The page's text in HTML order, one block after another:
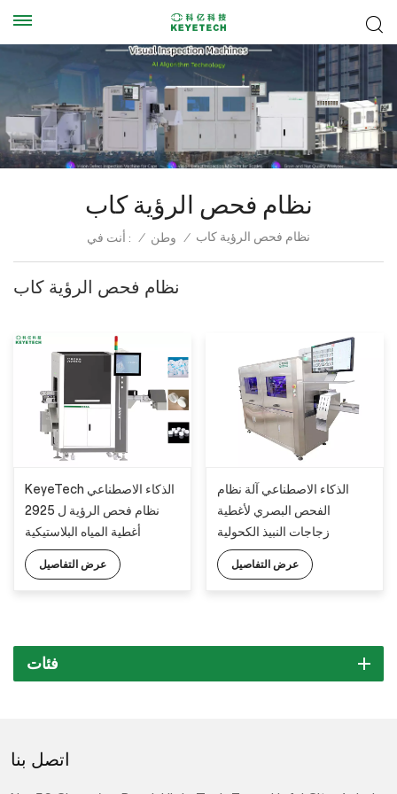
نظام فحص الرؤية كاب
أنت في : / وطن / نظام فحص الرؤية كاب
نظام فحص الرؤية كاب
KeyeTech الذكاء الاصطناعي
نظام فحص الرؤية ل 2925
أغطية المياه البلاستيكية
عرض التفاصيل
الذكاء الاصطناعي آلة نظام
الفحص البصري لأغطية
زجاجات النبيذ الكحولية
عرض التفاصيل
فئات
اتصل بنا